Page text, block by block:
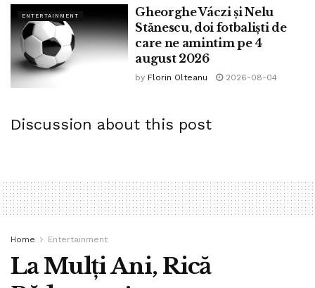
ENTERTAINMENT
Gheorghe Váczi și Nelu
Stănescu, doi fotbaliști de
care ne amintim pe 4
august 2026
by Florin Olteanu 2026-08-04
Discussion about this post
Home Entertainment
La Mulți Ani, Rică